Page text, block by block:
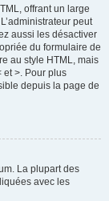
offrant un large
peut
aussi les désactiver
du formulaire de
au style HTML, mais
et >. Pour plus
depuis la page de
La plupart des
avec les